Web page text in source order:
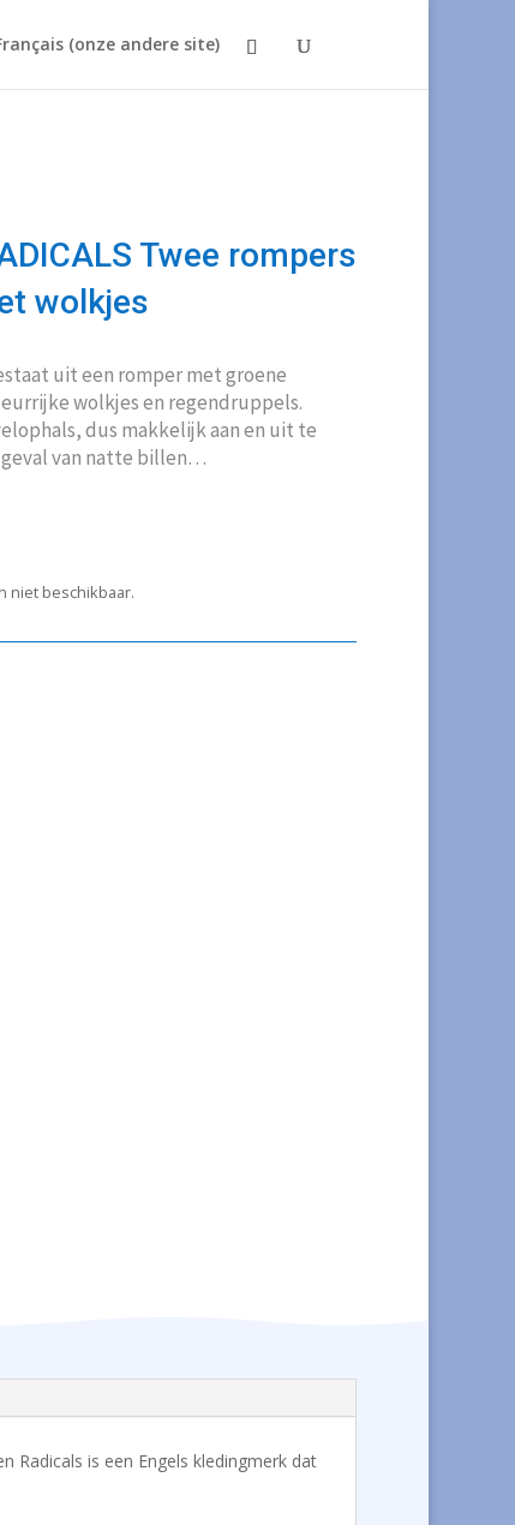
(onze andere site)
Twee rompers
wolkjes
uit een romper met groene
wolkjes en regendruppels.
dus makkelijk aan en uit te
van natte billen…
niet beschikbaar.
Radicals is een Engels kledingmerk dat